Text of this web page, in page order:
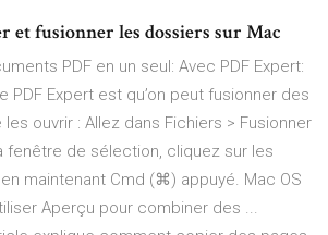
et fusionner les dossiers sur Mac
PDF en un seul: Avec PDF Expert:
PDF Expert est qu’on peut fusionner des
ouvrir : Allez dans Fichiers > Fusionner
fenêtre de sélection, cliquez sur les
maintenant Cmd (⌘) appuyé. Mac OS
Aperçu pour combiner des ...